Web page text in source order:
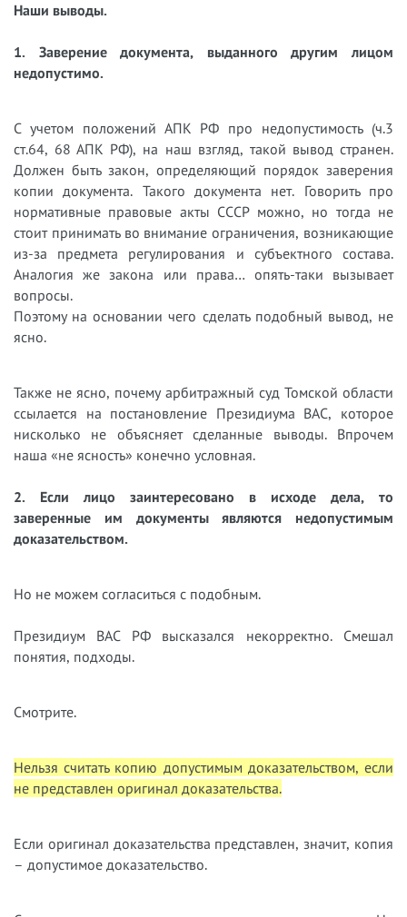
Наши выводы.
1. Заверение документа, выданного другим лицом
недопустимо.
С учетом положений АПК РФ про недопустимость (ч.3
ст.64, 68 АПК РФ), на наш взгляд, такой вывод странен.
Должен быть закон, определяющий порядок заверения
копии документа. Такого документа нет. Говорить про
нормативные правовые акты СССР можно, но тогда не
стоит принимать во внимание ограничения, возникающие
из-за предмета регулирования и субъектного состава.
Аналогия же закона или права… опять-таки вызывает
вопросы.
Поэтому на основании чего сделать подобный вывод, не
ясно.
Также не ясно, почему арбитражный суд Томской области
ссылается на постановление Президиума ВАС, которое
нисколько не объясняет сделанные выводы. Впрочем
наша «не ясность» конечно условная.
2. Если лицо заинтересовано в исходе дела, то
заверенные им документы являются недопустимым
доказательством.
Но не можем согласиться с подобным.
Президиум ВАС РФ высказался некорректно. Смешал
понятия, подходы.
Смотрите.
Нельзя считать копию допустимым доказательством, если
не представлен оригинал доказательства.
Если оригинал доказательства представлен, значит, копия
– допустимое доказательство.